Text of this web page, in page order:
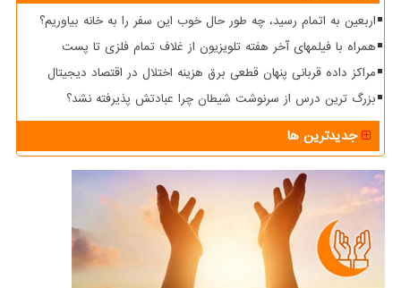
اربعین به اتمام رسید، چه طور حال خوب این سفر را به خانه بیاوریم؟
همراه با فیلمهای آخر هفته تلویزیون از غلاف تمام فلزی تا پست
مراکز داده قربانی پنهان قطعی برق هزینه اختلال در اقتصاد دیجیتال
بزرگ ترین درس از سرنوشت شیطان چرا عبادتش پذیرفته نشد؟
جدیدترین ها